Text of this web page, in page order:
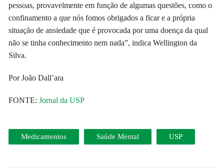
pessoas, provavelmente em função de algumas questões, como o
confinamento a que nós fomos obrigados a ficar e a própria
situação de ansiedade que é provocada por uma doença da qual
não se tinha conhecimento nem nada”, indica Wellington da
Silva.
Por João Dall’ara
FONTE:Jornal da USP
Medicamentos Saúde Mental USP